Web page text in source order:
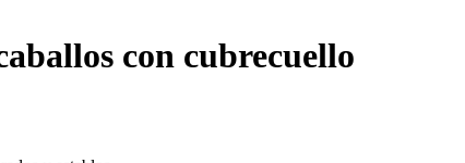
con cubrecuello